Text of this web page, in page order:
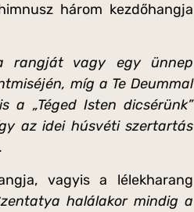
három kezdőhangja
rangját vagy egy ünnep
míg a Te Deummal
a „Téged Isten dicsérünk”
az idei húsvéti szertartás
vagyis a lélekharang
halálakor mindig a